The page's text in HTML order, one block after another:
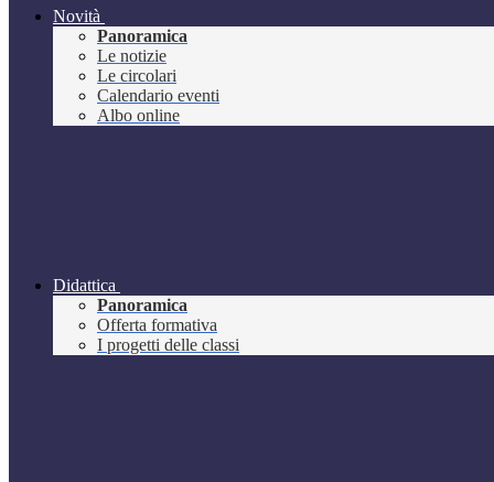
Novità
Panoramica
Le notizie
Le circolari
Calendario eventi
Albo online
Didattica
Panoramica
Offerta formativa
I progetti delle classi